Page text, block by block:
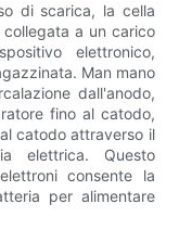
di scarica, la cella
a un carico
elettronico,
Man mano
dall'anodo,
fino al catodo,
catodo attraverso il
elettrica. Questo
consente la
per alimentare